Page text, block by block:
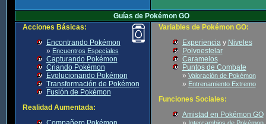
Guías de Pokémon GO
Acciones Básicas:
Encontrando Pokémon
» Encuentros Especiales
Capturando Pokémon
Criando Pokémon
Evolucionando Pokémon
Transformación de Pokémon
Fusión de Pokémon
Realidad Aumentada:
Variables de Pokémon GO:
Experienciay Niveles
Polvoestelar
Caramelos
Puntos de Combate
» Valoración de Pokémon
» Entrenamiento Extremo
Funciones Sociales:
Amistad en Pokémon GO